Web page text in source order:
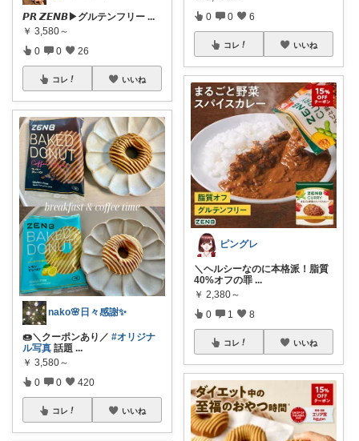
𝙋𝙍 𝙕𝙀𝙉𝘽▶︎グルテンフリー ...
￥ 3,580～
0 0 26
コレ いいね
nako🌸日々感謝✨
🍩＼クーポンあり／ #オリジナ
ル写真 話題 ...
￥ 3,580～
0 0 420
コレ いいね
0 0 6
コレ いいね
ピングレ
＼ヘルシーなのに本格派！脂質
40%オフの罪 ...
￥ 2,380～
0 1 8
コレ いいね